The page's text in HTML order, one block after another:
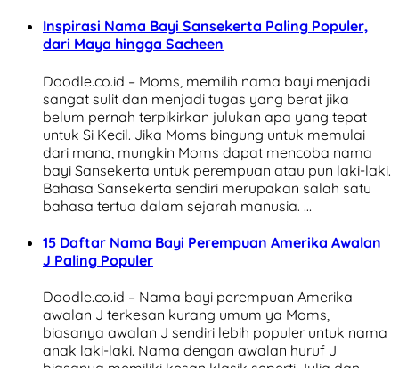
Inspirasi Nama Bayi Sansekerta Paling Populer,
dari Maya hingga Sacheen
Doodle.co.id – Moms, memilih nama bayi menjadi
sangat sulit dan menjadi tugas yang berat jika
belum pernah terpikirkan julukan apa yang tepat
untuk Si Kecil. Jika Moms bingung untuk memulai
dari mana, mungkin Moms dapat mencoba nama
bayi Sansekerta untuk perempuan atau pun laki-laki.
Bahasa Sansekerta sendiri merupakan salah satu
bahasa tertua dalam sejarah manusia. …
15 Daftar Nama Bayi Perempuan Amerika Awalan
J Paling Populer
Doodle.co.id – Nama bayi perempuan Amerika
awalan J terkesan kurang umum ya Moms,
biasanya awalan J sendiri lebih populer untuk nama
anak laki-laki. Nama dengan awalan huruf J